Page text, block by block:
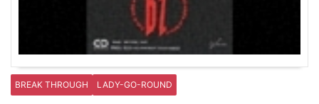
BREAK THROUGH LADY-GO-ROUND